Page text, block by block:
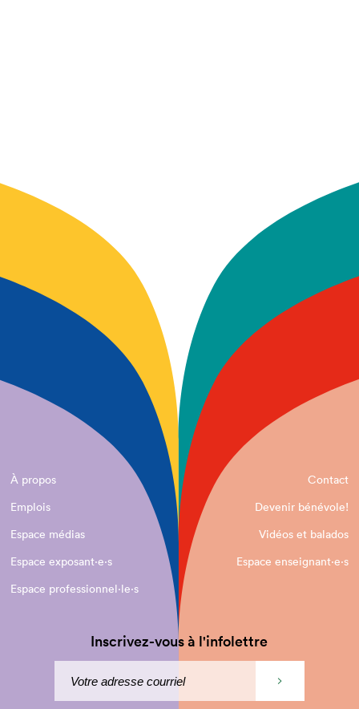
À propos
Contact
Emplois
Devenir bénévole!
Espace médias
Vidéos et balados
Espace exposant·e⋅s
Espace enseignant·e⋅s
Espace professionnel·le⋅s
Inscrivez-vous à l'infolettre